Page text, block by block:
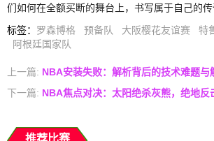
们如何在全额买断的舞台上，书写属于自己的传
标签： 罗森博格 预备队 大阪樱花友谊赛 特
阿根廷国家队
上一篇: NBA安装失败：解析背后的技术难题与
下一篇: NBA焦点对决：太阳绝杀灰熊，绝地反
推荐比赛